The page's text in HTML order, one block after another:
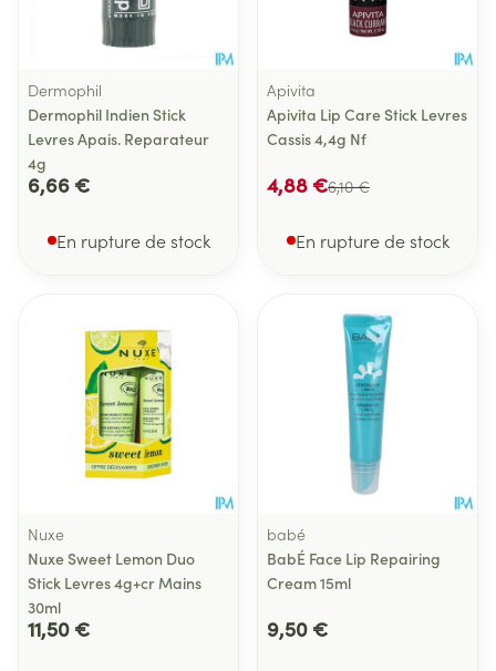
Dermophil
Dermophil Indien Stick
Levres Apais. Reparateur
4g
6,66 €
En rupture de stock
Apivita
Apivita Lip Care Stick Levres
Cassis 4,4g Nf
6,10 €
4,88 €
En rupture de stock
Nuxe
Nuxe Sweet Lemon Duo
Stick Levres 4g+cr Mains
30ml
11,50 €
babé
BabÉ Face Lip Repairing
Cream 15ml
9,50 €